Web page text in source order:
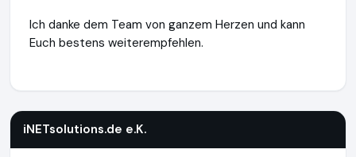
Ich danke dem Team von ganzem Herzen und kann
Euch bestens weiterempfehlen.
iNETsolutions.de e.K.